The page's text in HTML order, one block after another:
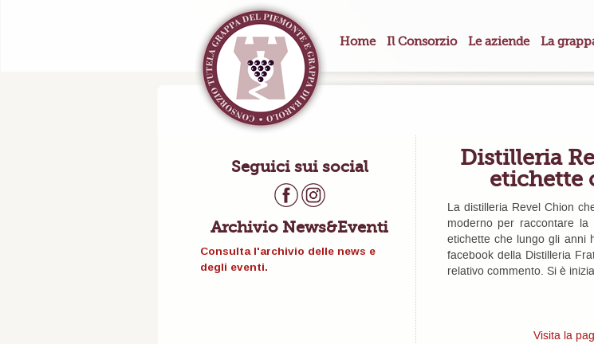
Home Il Consorzio Le aziende La
Seguici sui social
Archivio News&Eventi
Consulta l'archivio delle news e
degli eventi.
Distilleria
etichette
La distilleria Revel Chion
moderno per raccontare
etichette che lungo gli anni
facebook della Distilleria
relativo commento. Si è
Visita la